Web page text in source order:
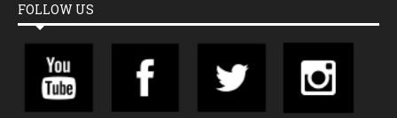
FOLLOW US